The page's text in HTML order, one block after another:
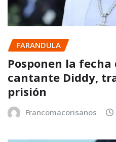
FARANDULA
Posponen la
cantante Diddy,
prisión
Francomacorisanos